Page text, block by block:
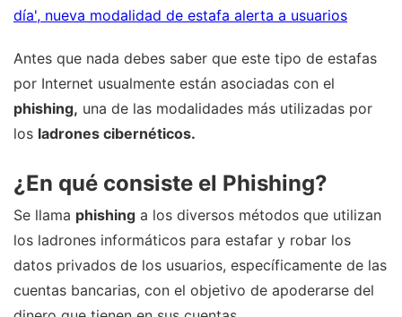
día', nueva modalidad de estafa alerta a usuarios
Antes que nada debes saber que este tipo de estafas
por Internet usualmente están asociadas con el
phishing, una de las modalidades más utilizadas por
los ladrones cibernéticos.
¿En qué consiste el Phishing?
Se llama phishing a los diversos métodos que utilizan
los ladrones informáticos para estafar y robar los
datos privados de los usuarios, específicamente de las
cuentas bancarias, con el objetivo de apoderarse del